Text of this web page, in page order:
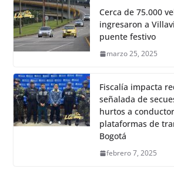
Cerca de 75.000
ingresaron a
puente festivo
marzo 25, 2025
Fiscalía impacta
señalada de
hurtos a
plataformas de
Bogotá
febrero 7, 2025